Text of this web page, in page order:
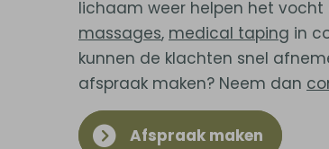
lichaam weer helpen het
massages, medical taping in
kunnen de klachten snel
afspraak maken? Neem dan
Afspraak maken